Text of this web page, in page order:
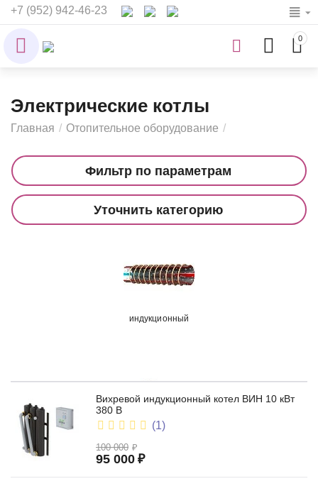
+7 (952) 942-46-23
0
Электрические котлы
Главная / Отопительное оборудование /
Фильтр по параметрам
Уточнить категорию
индукционный
электродный
Вихревой индукционный котел ВИН 10 кВт
380 В
(1)
100 000 ₽
95 000 ₽